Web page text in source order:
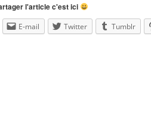
l'article c'est ici
E-mail Twitter Tumblr